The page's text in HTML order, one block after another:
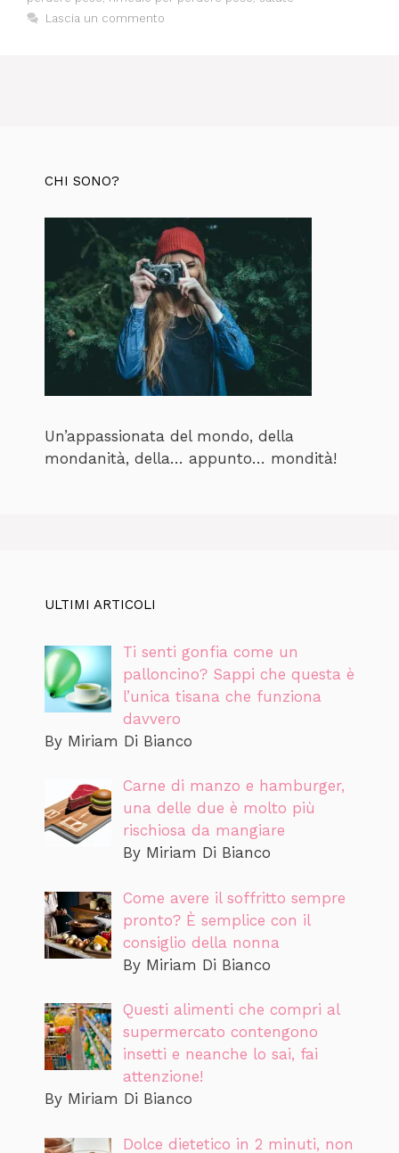
Lascia un commento
CHI SONO?
Un’appassionata del mondo, della
mondanità, della… appunto… mondità!
ULTIMI ARTICOLI
Ti senti gonfia come un
palloncino? Sappi che questa è
l’unica tisana che funziona
davvero
By Miriam Di Bianco
Carne di manzo e hamburger,
una delle due è molto più
rischiosa da mangiare
By Miriam Di Bianco
Come avere il soffritto sempre
pronto? È semplice con il
consiglio della nonna
By Miriam Di Bianco
Questi alimenti che compri al
supermercato contengono
insetti e neanche lo sai, fai
attenzione!
By Miriam Di Bianco
Dolce dietetico in 2 minuti, non